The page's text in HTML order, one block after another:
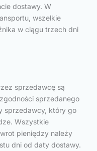
dostawy. W
wszelkie
w ciągu trzech dni
sprzedawcę są
sprzedanego
sprzedawcy, który go
Wszystkie
pieniędzy należy
dni od daty dostawy.